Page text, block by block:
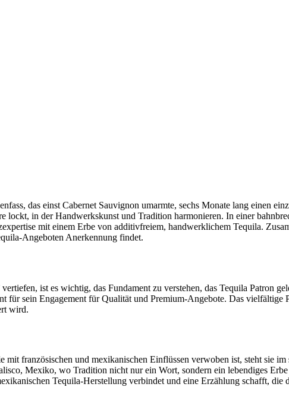
das einst Cabernet Sauvignon umarmte, sechs Monate lang einen
lockt, in der Handwerkskunst und Tradition harmonieren. In einer
mit einem Erbe von additivfreiem, handwerklichem Tequila.
Angeboten Anerkennung findet.
ist es wichtig, das Fundament zu verstehen, das Tequila Patron
für sein Engagement für Qualität und Premium-Angebote. Das
wird.
französischen und mexikanischen Einflüssen verwoben ist, steht sie
Mexiko, wo Tradition nicht nur ein Wort, sondern ein lebendiges
Tequila-Herstellung verbindet und eine Erzählung schafft, die